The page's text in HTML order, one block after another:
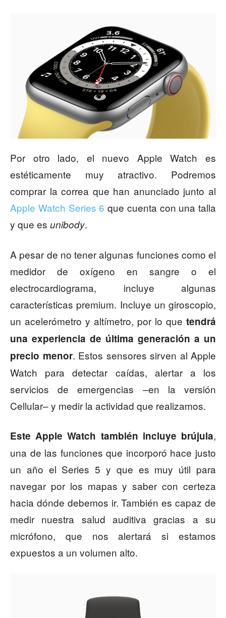
Por otro lado, el nuevo Apple Watch es
estéticamente muy atractivo. Podremos
comprar la correa que han anunciado junto al
Apple Watch Series 6 que cuenta con una talla
y que es unibody.
A pesar de no tener algunas funciones como el
medidor de oxígeno en sangre o el
electrocardiograma, incluye algunas
características premium. Incluye un giroscopio,
un acelerómetro y altímetro, por lo que tendrá
una experiencia de última generación a un
precio menor. Estos sensores sirven al Apple
Watch para detectar caídas, alertar a los
servicios de emergencias –en la versión
Cellular– y medir la actividad que realizamos.
Este Apple Watch también incluye brújula,
una de las funciones que incorporó hace justo
un año el Series 5 y que es muy útil para
navegar por los mapas y saber con certeza
hacia dónde debemos ir. También es capaz de
medir nuestra salud auditiva gracias a su
micrófono, que nos alertará si estamos
expuestos a un volumen alto.